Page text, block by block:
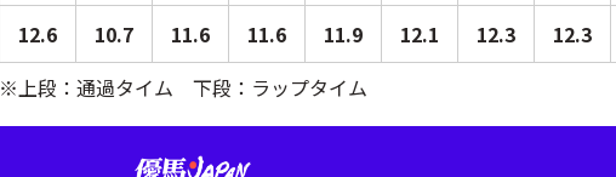
12.6
10.7 11.6 11.6
11.9
12.1 12.3 12.3
※上段：通過タイム 下段：ラップタイム